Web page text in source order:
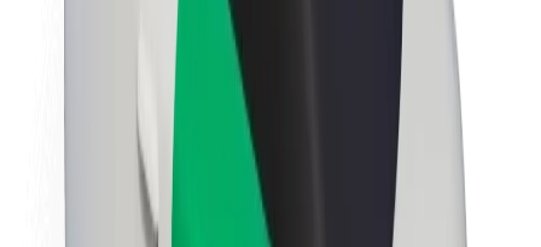
Bærekraft hos Bolt
Prosjekt Zero
Nyhetsrom
Retningslinjer for varemerke
Oppdrag